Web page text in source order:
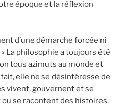
époque et la réflexion
d’une démarche forcée ni
La philosophie a toujours été
tous azimuts au monde et
elle ne se désintéresse de
vivent, gouvernent et se
se racontent des histoires.